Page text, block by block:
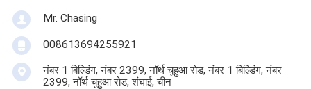
Mr. Chasing
008613694255921
नंबर 1 बिल्डिंग, नंबर 2399, नॉर्थ चुहुआ रोड, नंबर 1 बिल्डिंग, नंबर
2399, नॉर्थ चुहुआ रोड, शंघाई, चीन